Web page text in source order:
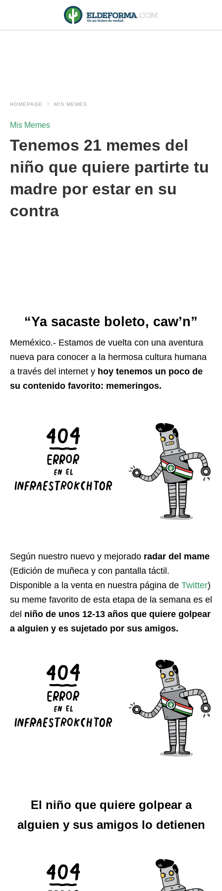
HOMEPAGE MIS MEMES
Mis Memes
Tenemos 21 memes del
niño que quiere partirte tu
madre por estar en su
contra
“Ya sacaste boleto, caw’n”
Meméxico.- Estamos de vuelta con una aventura
nueva para conocer a la hermosa cultura humana
a través del internet y hoy tenemos un poco de
su contenido favorito: memeringos.
Según nuestro nuevo y mejorado radar del mame
(Edición de muñeca y con pantalla táctil.
Disponible a la venta en nuestra página de Twitter)
su meme favorito de esta etapa de la semana es el
del niño de unos 12-13 años que quiere golpear
a alguien y es sujetado por sus amigos.
El niño que quiere golpear a
alguien y sus amigos lo detienen